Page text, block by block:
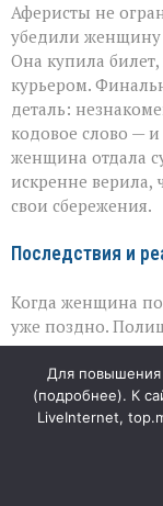
Аферисты не
убедили женщину
Она купила билет,
курьером.
деталь:
кодовое слово — и
женщина отдала
искренне верила,
свои сбережения.
Последствия и
Когда женщина
уже поздно.
мошенничестве в
взяла
задача — найти
преступникам
цепочку
история вновь
выбирают темы,
Для повышения
(подробнее). К
LiveInternet,